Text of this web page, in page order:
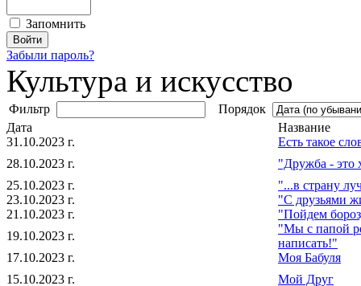
Запомнить
Забыли пароль?
Культура и искусство
Фильтр
Порядок
Дата
Название
31.10.2023 г.
Есть такое
28.10.2023 г.
"Дружба - это
25.10.2023 г.
"...в страну
23.10.2023 г.
"С друзьями
21.10.2023 г.
"Пойдем
19.10.2023 г.
"Мы с папой
написать!"
17.10.2023 г.
Моя Бабуля
15.10.2023 г.
Мой Друг